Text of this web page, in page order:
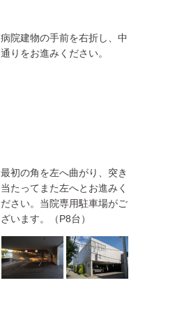
病院建物の手前を右折し、中
通りをお進みください。
最初の角を左へ曲がり、突き
当たってまた左へとお進みく
ださい。当院専用駐車場がご
ざいます。（P8台）